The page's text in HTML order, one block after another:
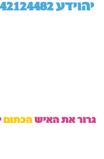
יהוידע
גרור את האישהכתום